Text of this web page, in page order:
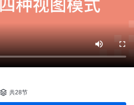
共28节